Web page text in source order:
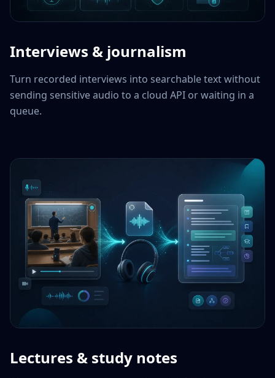
Interviews & journalism
Turn recorded interviews into searchable text without
sending sensitive audio to a cloud API or waiting in a
queue.
Lectures & study notes